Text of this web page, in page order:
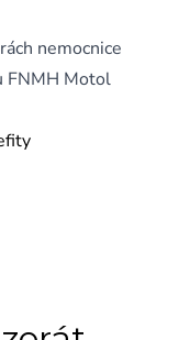
nemocnice
FNMH Motol